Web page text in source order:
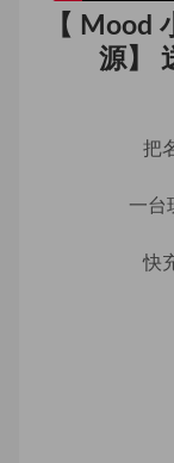
【 Mood
源】
把
一台
快